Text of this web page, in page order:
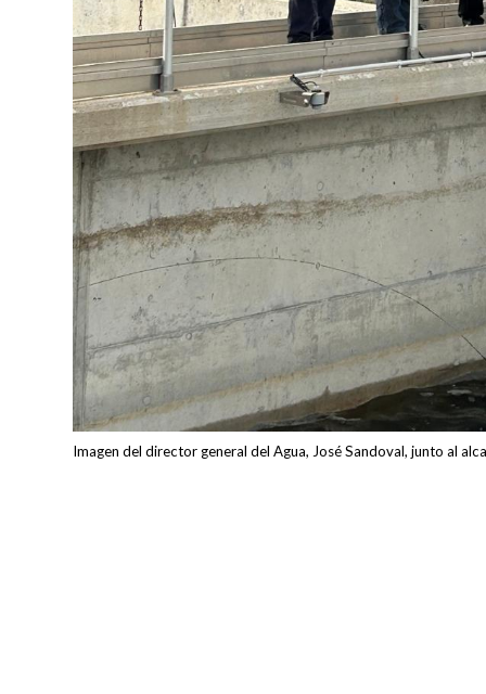
Imagen del director general del Agua, José Sandoval, junto al